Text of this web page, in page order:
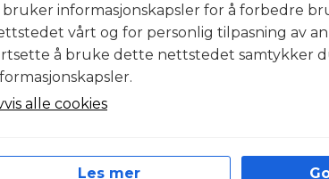
til boligventilasjonsaggregatet inneholder
Alle filtersett har
når du ønsker et godt inneklima. I svært
filtersett med høyest mulig
lavest mulig energiforbruk under drift.
Produktbildet kan være
bruker informasjonskapsler for å forbedre
vårt og for personlig tilpasning av
å bruke dette nettstedet samtykker
alle cookies
Les mer